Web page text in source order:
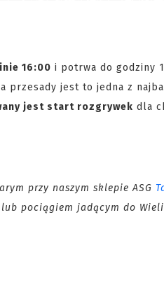
16:00 i potrwa do godziny
przesady jest to jedna z
jest start rozgrywek dla
przy naszym sklepie ASG
pociągiem jadącym do